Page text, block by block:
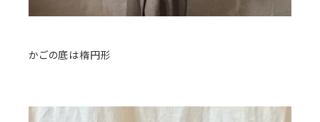
かごの底は楕円形